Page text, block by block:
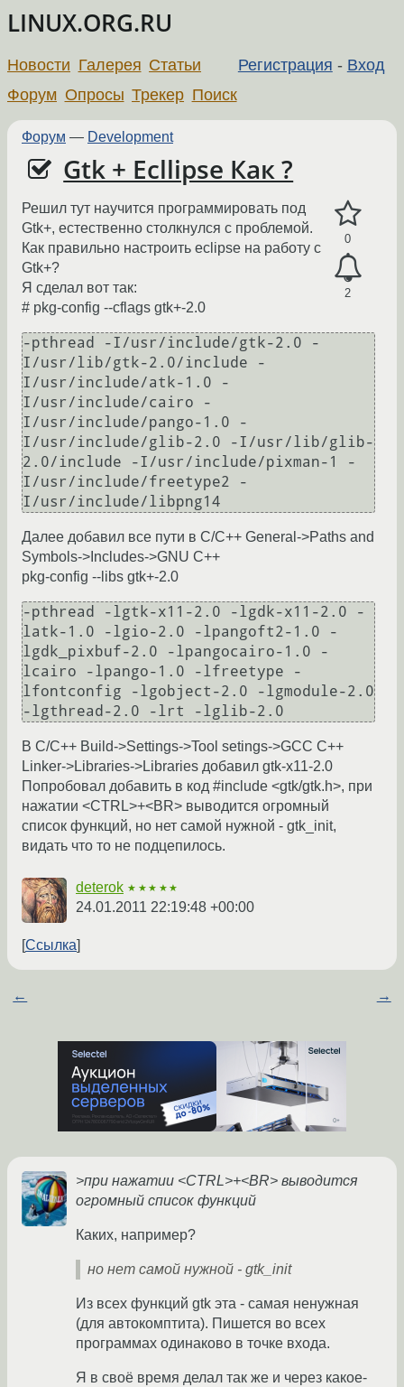
LINUX.ORG.RU
Регистрация - Вход
Новости Галерея Статьи
Форум Опросы Трекер Поиск
Форум — Development
Gtk + Ecllipse Как ?
0
2
Решил тут научится программировать под
Gtk+, естественно столкнулся с проблемой.
Как правильно настроить eclipse на работу с
Gtk+?
Я сделал вот так:
# pkg-config --cflags gtk+-2.0
-pthread -I/usr/include/gtk-2.0 -
I/usr/lib/gtk-2.0/include -
I/usr/include/atk-1.0 -
I/usr/include/cairo -
I/usr/include/pango-1.0 -
I/usr/include/glib-2.0 -I/usr/lib/glib-
2.0/include -I/usr/include/pixman-1 -
I/usr/include/freetype2 -
I/usr/include/libpng14
Далее добавил все пути в С/С++ General->Paths and
Symbols->Includes->GNU C++
pkg-config --libs gtk+-2.0
-pthread -lgtk-x11-2.0 -lgdk-x11-2.0 -
latk-1.0 -lgio-2.0 -lpangoft2-1.0 -
lgdk_pixbuf-2.0 -lpangocairo-1.0 -
lcairo -lpango-1.0 -lfreetype -
lfontconfig -lgobject-2.0 -lgmodule-2.0
-lgthread-2.0 -lrt -lglib-2.0
В C/C++ Build->Settings->Tool setings->GCC C++
Linker->Libraries->Libraries добавил gtk-x11-2.0
Попробовал добавить в код #include <gtk/gtk.h>, при
нажатии <CTRL>+<BR> выводится огромный
список функций, но нет самой нужной - gtk_init,
видать что то не подцепилось.
deterok ★★★★★
24.01.2011 22:19:48 +00:00
Ссылка
← →
>при нажатии <CTRL>+<BR> выводится
огромный список функций
Каких, например?
но нет самой нужной - gtk_init
Из всех функций gtk эта - самая ненужная
(для автокомптита). Пишется во всех
программах одинаково в точке входа.
Я в своё время делал так же и через какое-